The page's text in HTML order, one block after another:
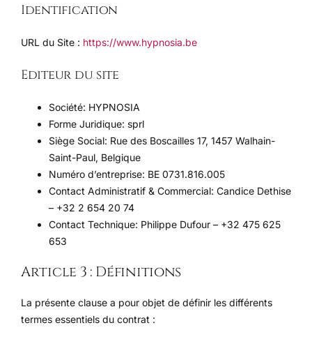
Identification
URL du Site : https://www.hypnosia.be
Editeur du site
Société: HYPNOSIA
Forme Juridique: sprl
Siège Social: Rue des Boscailles 17, 1457 Walhain-
Saint-Paul, Belgique
Numéro d’entreprise: BE 0731.816.005
Contact Administratif & Commercial: Candice Dethise
– +32 2 654 20 74
Contact Technique: Philippe Dufour – +32 475 625
653
Article 3 : Définitions
La présente clause a pour objet de définir les différents
termes essentiels du contrat :